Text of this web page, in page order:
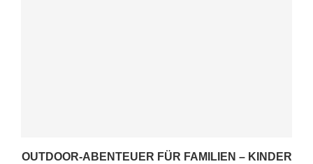
OUTDOOR-ABENTEUER FÜR FAMILIEN – KINDER